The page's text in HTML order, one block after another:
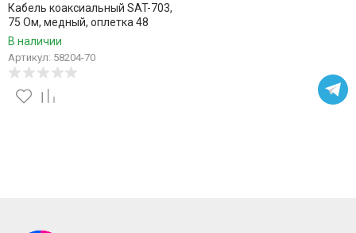
Кабель коаксиальный SAT-703,
75 Ом, медный, оплетка 48
нитей, черный, уличный, Netko,
В наличии
Артикул: 58204-70